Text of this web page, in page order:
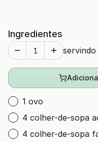
Ingredientes
servindo
1 ovo
4 colher-de-sopa
4 colher-de-sopa